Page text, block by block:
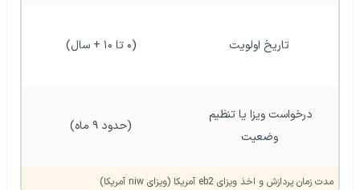
تاریخ اولویت (۰ تا ۱۰ + سال)
وضعیت
(حدود ۹ ماه)
مدت زمان پردازش و اخذ ویزای eb2 آمریکا (ویزای niw آمریکا)